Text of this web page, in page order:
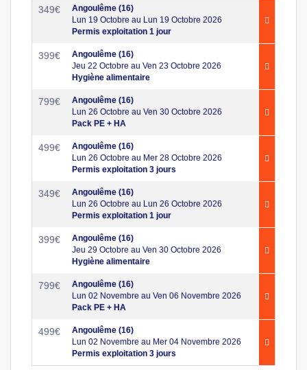
349€
Angoulême (16)
Lun 19 Octobre au Lun 19 Octobre 2026
Permis exploitation 1 jour
399€
Angoulême (16)
Jeu 22 Octobre au Ven 23 Octobre 2026
Hygiène alimentaire
799€
Angoulême (16)
Lun 26 Octobre au Ven 30 Octobre 2026
Pack PE + HA
499€
Angoulême (16)
Lun 26 Octobre au Mer 28 Octobre 2026
Permis exploitation 3 jours
349€
Angoulême (16)
Lun 26 Octobre au Lun 26 Octobre 2026
Permis exploitation 1 jour
399€
Angoulême (16)
Jeu 29 Octobre au Ven 30 Octobre 2026
Hygiène alimentaire
799€
Angoulême (16)
Lun 02 Novembre au Ven 06 Novembre 2026
Pack PE + HA
499€
Angoulême (16)
Lun 02 Novembre au Mer 04 Novembre 2026
Permis exploitation 3 jours